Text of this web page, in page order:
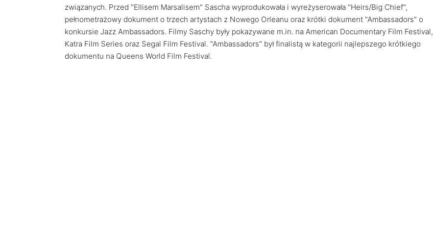
związanych. Przed "Ellisem Marsalisem" Sascha wyprodukowała i wyreżyserowała "Heirs/Big Chief",
pełnometrażowy dokument o trzech artystach z Nowego Orleanu oraz krótki dokument "Ambassadors" o
konkursie Jazz Ambassadors. Filmy Saschy były pokazywane m.in. na American Documentary Film Festival,
Katra Film Series oraz Segal Film Festival. "Ambassadors" był finalistą w kategorii najlepszego krótkiego
dokumentu na Queens World Film Festival.